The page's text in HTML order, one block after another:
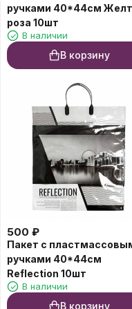
ручками 40*44см
роза 10шт
В наличии
В корзину
500 ₽
Пакет с
ручками 40*44см
Reflection 10шт
В наличии
В корзину